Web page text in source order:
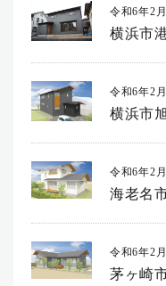
令和6年2
横浜市
令和6年2
横浜市
令和6年2
海老名
令和6年2
茅ヶ崎